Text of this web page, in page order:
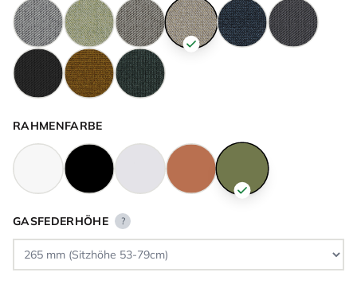
RAHMENFARBE
GASFEDERHÖHE ?